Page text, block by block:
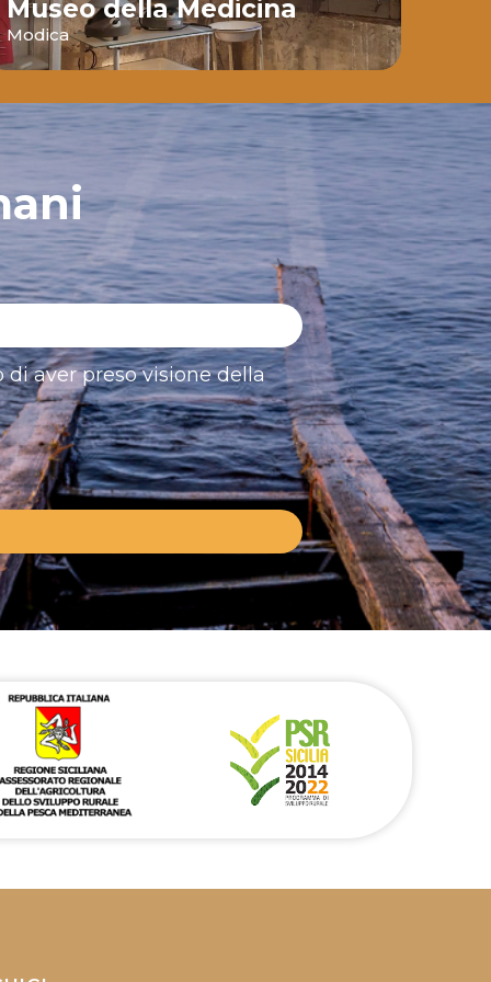
Museo della Medicina
Modica
aver preso visione della